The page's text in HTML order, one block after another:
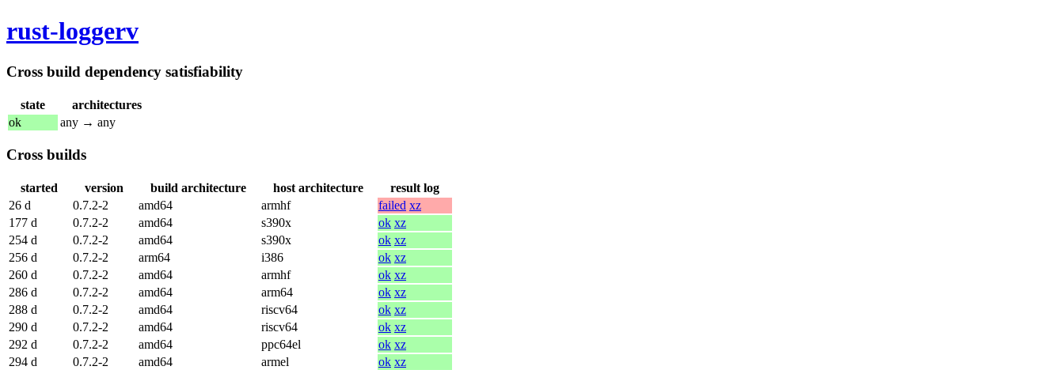
rust-loggerv
Cross build dependency satisfiability
state
architectures
ok
any → any
Cross builds
started version build architecture host architecture
result log
26 d
0.7.2-2 amd64 armhf failed xz
177 d
0.7.2-2 amd64 s390x ok xz
254 d
0.7.2-2 amd64 s390x ok xz
256 d
0.7.2-2 arm64 i386 ok xz
260 d
0.7.2-2 amd64 armhf ok xz
286 d
0.7.2-2 amd64 arm64 ok xz
288 d
0.7.2-2 amd64 riscv64 ok xz
290 d
0.7.2-2 amd64 riscv64 ok xz
292 d
0.7.2-2 amd64 ppc64el ok xz
294 d
0.7.2-2 amd64 armel ok xz